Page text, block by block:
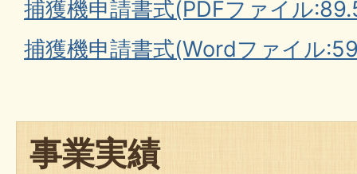
捕獲機申請書式(PDFファイル
捕獲機申請書式(Wordファイル
事業実績